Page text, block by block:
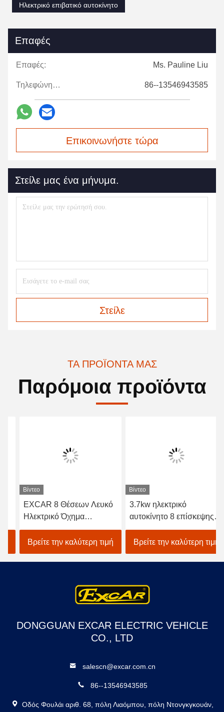
Ηλεκτρικό επιβατικό αυτοκίνητο
Επαφές
Επαφές: Ms. Pauline Liu
Τηλεφώνημα: 86--13546943585
Επικοινωνήστε τώρα
Στείλε μας ένα μήνυμα.
Στείλε
ΤΑ ΠΡΟΪΌΝΤΑ ΜΑΣ
Παρόμοια προϊόντα
Βίντεο
EXCAR 8 Θέσεων Λευκό
Ηλεκτρικό Όχημα
Περιήγησης Τουριστικό
Λεωφορείο με
Ενσωματωμένο Φορτιστή
17ΑΗ, Κατάλληλο για
Βρείτε την καλύτερη τιμή
Βίντεο
3.7kw ηλεκτρικό
αυτοκίνητο 8 επίσκεψης
ΣΥΝΕΧΩΝ μηχανών
άσπρο ηλεκτρικό
λεωφορείο οχημάτων
πυκνών δρομολογίων
Βρείτε την καλύτερη τιμή
DONGGUAN EXCAR ELECTRIC VEHICLE
CO., LTD
salescn@excar.com.cn
86--13546943585
Οδός Φουλάι αριθ. 68, πόλη Λιαόμπου, πόλη Ντονγκγκουάν,